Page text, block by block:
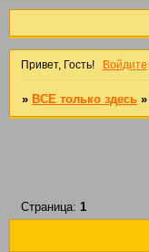
Привет, Гость! Войдите
» ВСЕ только здесь »
Страница: 1